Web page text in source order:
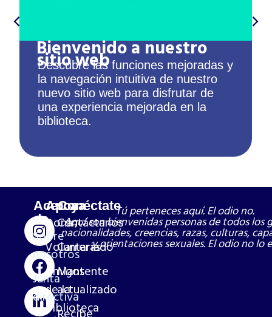
Bienvenido a nuestro
sitio web
Descubre las funciones mejoradas y
la navegación intuitiva de nuestro
nuevo sitio web para disfrutar de
una experiencia mejorada en la
biblioteca.
Acerca
de
Sobre
nosotros
Junta
directiva
Apoya
Dona
Voluntariado
Amigos
de la
biblioteca
Conéctate
Contáctanos
Carreras
Mantente
actualizado
Recibe
Tú perteneces aquí. El odio no.
Aquí son bienvenidas personas de todos los
nacionalidades, creencias, razas, culturas,
y orientaciones sexuales. El odio no lo